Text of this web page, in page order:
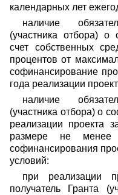
календарных лет
наличие
(участника отбора) о
счет собственных
процентов от
софинансирование
года реализации
наличие
(участника отбора) о
реализации проекта
размере не
софинансирования
условий:
при реализации
получатель Гранта